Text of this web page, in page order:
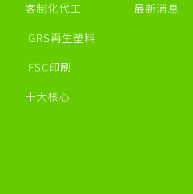
客制化代工
GRS再生塑料
FSC印刷
十大核心
最新消息